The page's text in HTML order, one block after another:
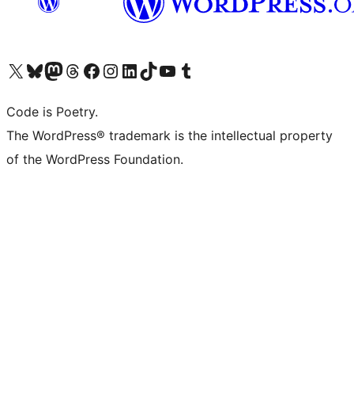
Visita il nostro account X (ex Twitter)
Visita il nostro account Bluesky
Visita il nostro account Mastodon
Visita il nostro account Threads
Visita la nostra pagina Facebook
Visita il nostro account Instagram
Visita il nostro account LinkedIn
Visita il nostro account TikTok
Visita il nostro canale YouTube
Visita il nostro account Tumblr
Code is Poetry.
The WordPress® trademark is the intellectual property
of the WordPress Foundation.